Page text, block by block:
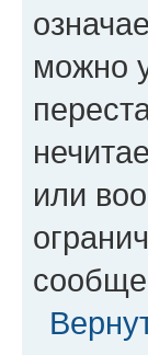
можно
или